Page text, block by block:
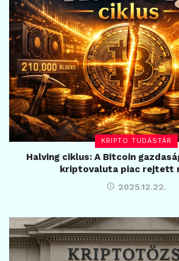
KRIPTO TUDÁSTÁR
Halving ciklus: A Bitcoin
kriptovaluta piac rejtett
2025.12.22.